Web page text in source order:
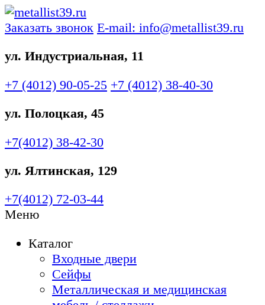
Заказать звонок E-mail: info@metallist39.ru
ул. Индустриальная, 11
+7 (4012) 90-05-25 +7 (4012) 38-40-30
ул. Полоцкая, 45
+7(4012) 38-42-30
ул. Ялтинская, 129
+7(4012) 72-03-44
Меню
Каталог
Входные двери
Сейфы
Металлическая и медицинская